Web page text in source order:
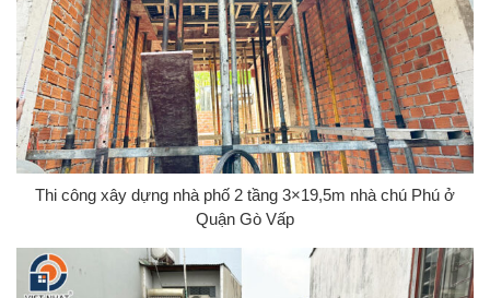
Thi công xây dựng nhà phố 2 tầng 3×19,5m nhà chú Phú ở
Quận Gò Vấp